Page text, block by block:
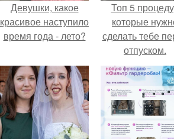
Девушки, какое
красивое наступило
время года - лето?
Топ 5
которые
сделать тебе
отпуском.